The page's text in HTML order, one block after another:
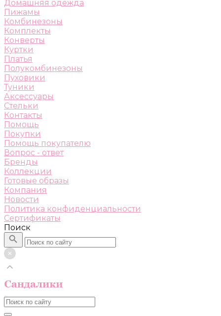
Домашняя одежда
Пижамы
Комбинезоны
Комплекты
Конверты
Куртки
Платья
Полукомбинезоны
Пуховики
Туники
Аксессуары
Стельки
Контакты
Помощь
Покупки
Помощь покупателю
Вопрос - ответ
Бренды
Коллекции
Готовые образы
Компания
Новости
Политика конфиденциальности
Сертификаты
Поиск